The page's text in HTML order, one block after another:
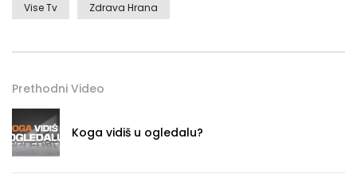
Vise Tv Zdrava Hrana
Prethodni Video
Koga vidiš u ogledalu?